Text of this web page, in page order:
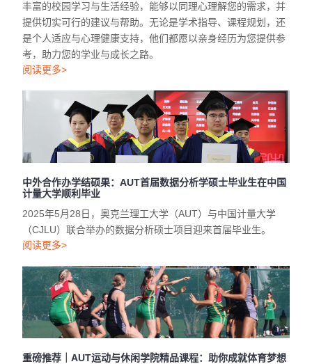
丰富的校园学习与生活经验，能够以同理心理解您的需求，并
提供切实可行的建议与帮助。无论是学术指导、课程规划，还
是个人适应与心理健康支持，他们都愿以亲身经历为您提供参
考，助力您的学业与成长之路。
阅读更多>
中外合作办学结硕果：AUT首届数据分析学硕士毕业生在中国
计量大学顺利毕业
2025年5月28日，奥克兰理工大学（AUT）与中国计量大学
（CJLU）联合举办的数据分析硕士项目迎来首届毕业生。
阅读更多>
重磅推荐｜AUT运动与休闲学院精品课程：助你成就体育梦想